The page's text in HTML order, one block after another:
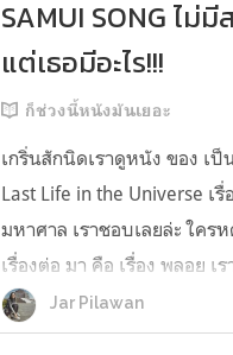
SAMUI SONG ไม่
แต่เธอมีอะไร!!!
ก็ช่วงนี้หนังมันเยอะ
เกริ่นสักนิดเราดูหนัง ของ เป็
Last Life in the Universe เ
มหาศาล เราชอบเลยล่ะ ใคร
เรื่องต่อ มา คือ เรื่อง พลอย
ดี แต่ที่เราตัดสินใจไปดูหนังเ
แสดงนำ อยากดูพลอยงี้ เลย
Jar Pilawan